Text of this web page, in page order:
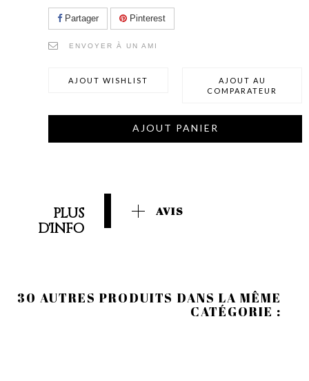
Partager Pinterest
ENVOYER À UN AMI
AJOUT WISHLIST
AJOUT AU
COMPARATEUR
AJOUT PANIER
PLUS
D'INFO
AVIS
30 AUTRES PRODUITS DANS LA MÊME
CATÉGORIE :